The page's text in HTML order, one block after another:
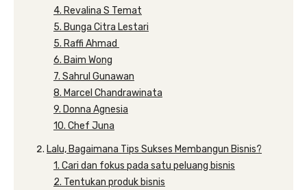
4. Revalina S Temat
5. Bunga Citra Lestari
5. Raffi Ahmad
6. Baim Wong
7. Sahrul Gunawan
8. Marcel Chandrawinata
9. Donna Agnesia
10. Chef Juna
Lalu, Bagaimana Tips Sukses Membangun Bisnis?
1. Cari dan fokus pada satu peluang bisnis
2. Tentukan produk bisnis